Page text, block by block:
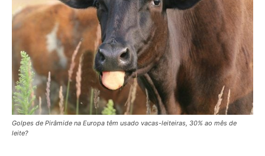
Golpes de Pirâmide na Europa têm usado vacas-leiteiras, 30% ao mês de
leite?